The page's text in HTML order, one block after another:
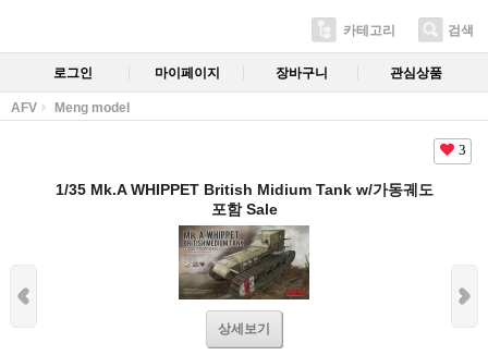
카테고리 검색
로그인 마이페이지 장바구니 관심상품
AFV Meng model
3
1/35 Mk.A WHIPPET British Midium Tank w/가동궤도
포함 Sale
상세보기